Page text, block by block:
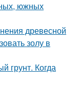
южных
древесной
золу в
грунт. Когда